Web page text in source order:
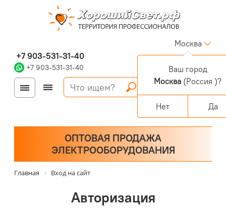
+7 903-531-31-40
+7 903-531-31-40
Москва
Войти
Регистрация
Корзина
0 позиций
Персональный раздел
ОПТОВАЯ ПРОДАЖА
ЭЛЕКТРООБОРУДОВАНИЯ
Главная Вход на сайт
Авторизация
Ваш город
Москва (Россия )?
Нет Да